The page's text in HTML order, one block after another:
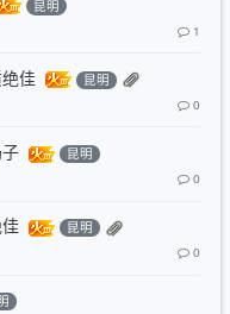
昆明
1
佳 昆明
0
昆明
0
昆明
0